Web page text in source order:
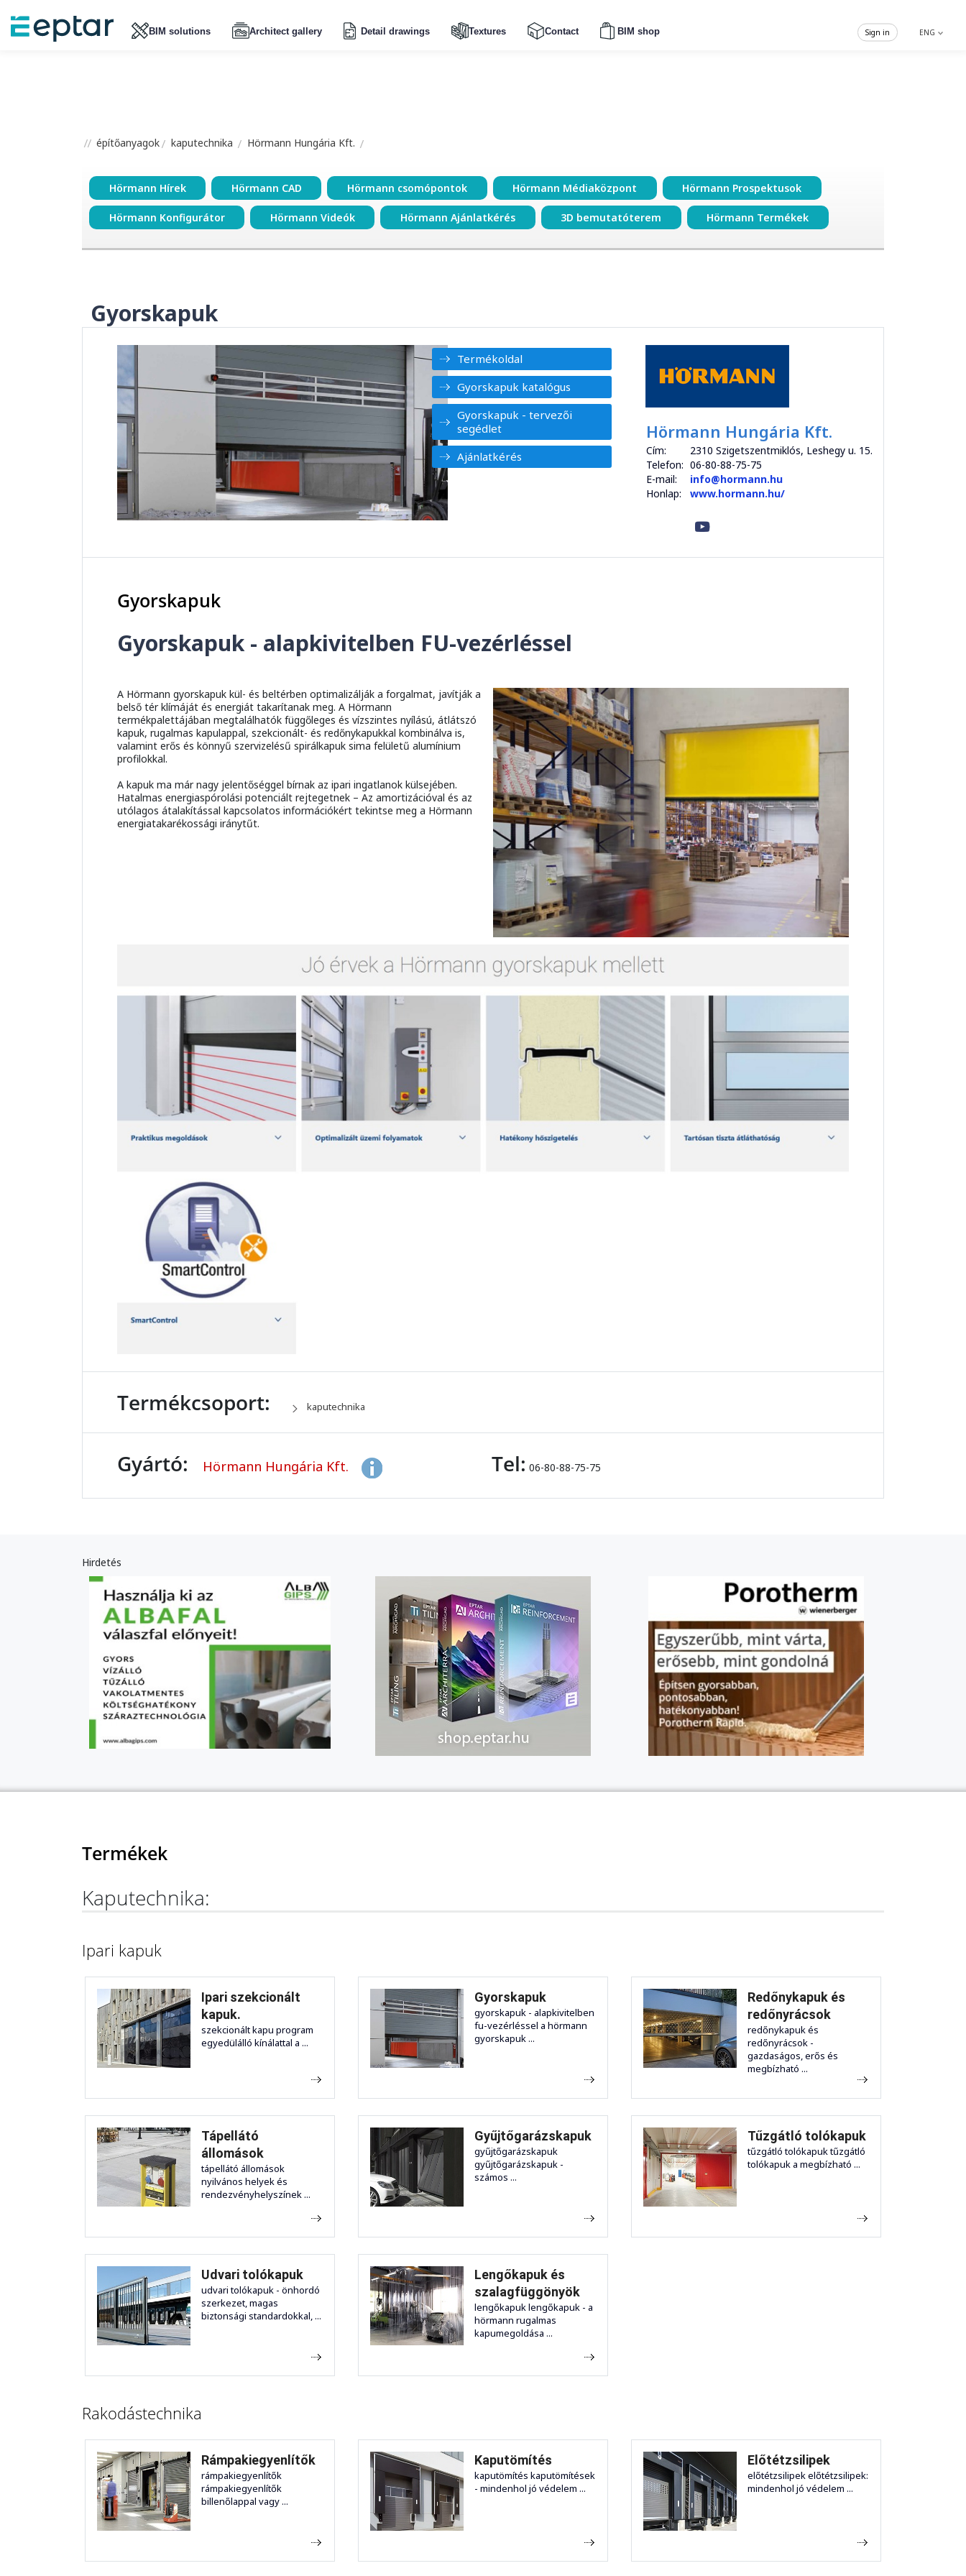
BIM solutions Architect gallery Detail drawings Textures Contact BIM shop ENG
Sign in
építőanyagok kaputechnika Hörmann Hungária Kft.
Hörmann Hírek Hörmann CAD Hörmann csomópontok Hörmann Médiaközpont Hörmann Prospektusok
Hörmann Konfigurátor Hörmann Videók Hörmann Ajánlatkérés 3D bemutatóterem Hörmann Termékek
Gyorskapuk
Termékoldal
Gyorskapuk katalógus
Gyorskapuk - tervezői
segédlet
Ajánlatkérés
Hörmann Hungária Kft.
Cím:
2310 Szigetszentmiklós, Leshegy u. 15.
Telefon: 06-80-88-75-75
E-mail:
info@hormann.hu
Honlap:
www.hormann.hu/
Gyorskapuk
Gyorskapuk - alapkivitelben FU-vezérléssel
A Hörmann gyorskapuk kül- és beltérben optimalizálják a forgalmat, javítják a
belső tér klímáját és energiát takarítanak meg. A Hörmann
termékpalettájában megtalálhatók függőleges és vízszintes nyílású, átlátszó
kapuk, rugalmas kapulappal, szekcionált- és redőnykapukkal kombinálva is,
valamint erős és könnyű szervizelésű spirálkapuk sima felületű alumínium
profilokkal.
A kapuk ma már nagy jelentőséggel bírnak az ipari ingatlanok külsejében.
Hatalmas energiaspórolási potenciált rejtegetnek – Az amortizációval és az
utólagos átalakítással kapcsolatos információkért tekintse meg a Hörmann
energiatakarékossági iránytűt.
Termékcsoport: kaputechnika
Gyártó: Hörmann Hungária Kft. Tel: 06-80-88-75-75
Hirdetés
Termékek
Kaputechnika:
Ipari kapuk
Ipari szekcionált
kapuk.
szekcionált kapu program
egyedülálló kínálattal a ...
Gyorskapuk
gyorskapuk - alapkivitelben
fu-vezérléssel a hörmann
gyorskapuk ...
Redőnykapuk és
redőnyrácsok
redőnykapuk és
redőnyrácsok -
gazdaságos, erős és
megbízható ...
Tápellátó
állomások
tápellátó állomások
nyilvános helyek és
rendezvényhelyszínek ...
Gyűjtőgarázskapuk
gyűjtőgarázskapuk
gyűjtőgarázskapuk -
számos ...
Tűzgátló tolókapuk
tűzgátló tolókapuk tűzgátló
tolókapuk a megbízható ...
Udvari tolókapuk
udvari tolókapuk - önhordó
szerkezet, magas
biztonsági standardokkal, ...
Lengőkapuk és
szalagfüggönyök
lengőkapuk lengőkapuk - a
hörmann rugalmas
kapumegoldása ...
Rakodástechnika
Rámpakiegyenlítők
rámpakiegyenlítők
rámpakiegyenlítők
billenőlappal vagy ...
Kaputömítés
kaputömítés kaputömítések
- mindenhol jó védelem ...
Előtétzsilipek
előtétzsilipek előtétzsilipek:
mindenhol jó védelem ...